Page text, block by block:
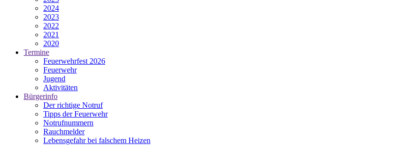
2024
2023
2022
2021
2020
Termine
Feuerwehrfest 2026
Feuerwehr
Jugend
Aktivitäten
Bürgerinfo
Der richtige Notruf
Tipps der Feuerwehr
Notrufnummern
Rauchmelder
Lebensgefahr bei falschem Heizen